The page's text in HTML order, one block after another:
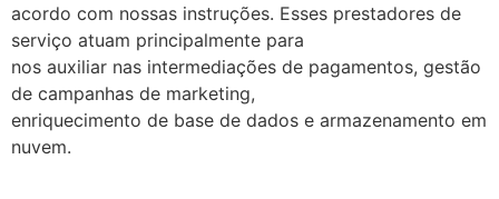
acordo com nossas instruções. Esses prestadores de
serviço atuam principalmente para
nos auxiliar nas intermediações de pagamentos, gestão
de campanhas de marketing,
enriquecimento de base de dados e armazenamento em
nuvem.